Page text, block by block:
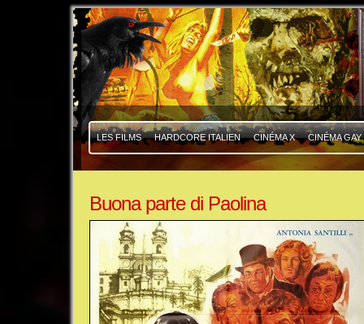
LES FILMS HARDCORE ITALIEN CINÉMA X CINÉMA GAY
Buona parte di Paolina